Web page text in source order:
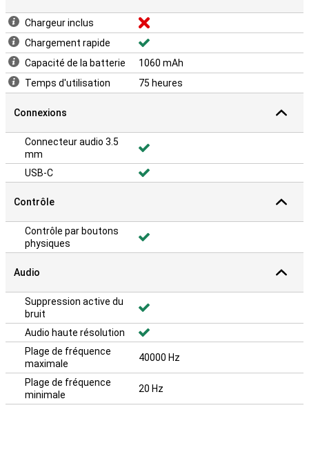
Chargeur inclus
Chargement rapide
Capacité de la batterie
1060 mAh
Temps d'utilisation
75 heures
Connexions
Connecteur audio 3.5
mm
USB-C
Contrôle
Contrôle par boutons
physiques
Audio
Suppression active du
bruit
Audio haute résolution
Plage de fréquence
maximale
40000 Hz
Plage de fréquence
minimale
20 Hz